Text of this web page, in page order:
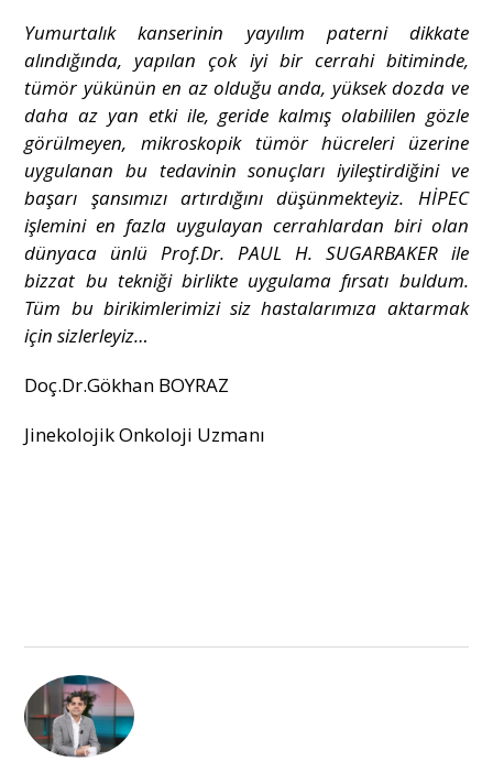
Yumurtalık kanserinin yayılım paterni dikkate
alındığında, yapılan çok iyi bir cerrahi bitiminde,
tümör yükünün en az olduğu anda, yüksek dozda ve
daha az yan etki ile, geride kalmış olabililen gözle
görülmeyen, mikroskopik tümör hücreleri üzerine
uygulanan bu tedavinin sonuçları iyileştirdiğini ve
başarı şansımızı artırdığını düşünmekteyiz. HİPEC
işlemini en fazla uygulayan cerrahlardan biri olan
dünyaca ünlü Prof.Dr. PAUL H. SUGARBAKER ile
bizzat bu tekniği birlikte uygulama fırsatı buldum.
Tüm bu birikimlerimizi siz hastalarımıza aktarmak
için sizlerleyiz…
Doç.Dr.Gökhan BOYRAZ
Jinekolojik Onkoloji Uzmanı